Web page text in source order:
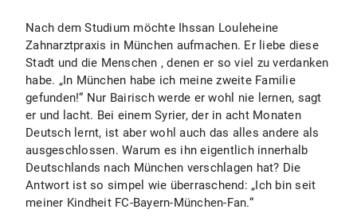
Nach dem Studium möchte Ihssan Louleheine
Zahnarztpraxis in München aufmachen. Er liebe diese
Stadt und die Menschen , denen er so viel zu verdanken
habe. „In München habe ich meine zweite Familie
gefunden!“ Nur Bairisch werde er wohl nie lernen, sagt
er und lacht. Bei einem Syrier, der in acht Monaten
Deutsch lernt, ist aber wohl auch das alles andere als
ausgeschlossen. Warum es ihn eigentlich innerhalb
Deutschlands nach München verschlagen hat? Die
Antwort ist so simpel wie überraschend: „Ich bin seit
meiner Kindheit FC-Bayern-München-Fan.“